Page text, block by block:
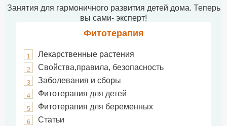
Занятия для гармоничного развития детей дома. Теперь
вы сами- эксперт!
Фитотерапия
1 Лекарственные растения
2 Свойства,правила, безопасность
3 Заболевания и сборы
4 Фитотерапия для детей
5 Фитотерапия для беременных
6 Статьи